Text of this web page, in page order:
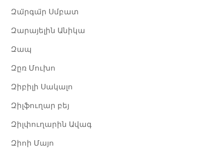
Զա̈րգա̈ր Սմբատ
Զարայելին Անիկա
Զապ
Զըռ Մուխո
Զիբիլի Սակալո
Զիլֆուղար բեյ
Զիլփուղարին Ավագ
Զիոի Մայո